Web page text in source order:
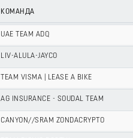
КОМАНДА
UAE TEAM ADQ
LIV-ALULA-JAYCO
TEAM VISMA | LEASE A BIKE
AG INSURANCE - SOUDAL TEAM
CANYON//SRAM ZONDACRYPTO